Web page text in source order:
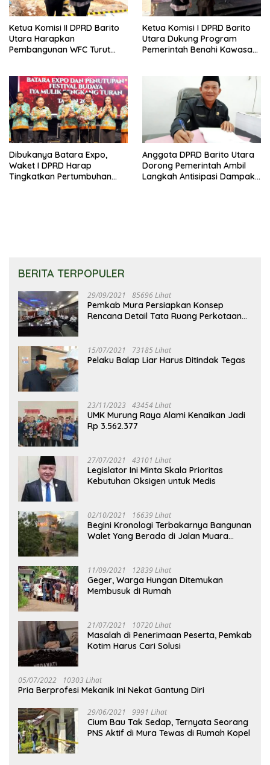
Ketua Komisi II DPRD Barito
Utara Harapkan
Pembangunan WFC Turut
Ketua Komisi I DPRD Barito
Utara Dukung Program
Pemerintah Benahi Kawasan
Dibukanya Batara Expo,
Waket I DPRD Harap
Tingkatkan Pertumbuhan
Anggota DPRD Barito Utara
Dorong Pemerintah Ambil
Langkah Antisipasi Dampak
BERITA TERPOPULER
29/09/2021 85696 Lihat
Pemkab Mura Persiapkan Konsep
Rencana Detail Tata Ruang Perkotaan
15/07/2021 73185 Lihat
Pelaku Balap Liar Harus Ditindak Tegas
23/11/2023 43454 Lihat
UMK Murung Raya Alami Kenaikan Jadi
Rp 3.562.377
27/07/2021 43101 Lihat
Legislator Ini Minta Skala Prioritas
Kebutuhan Oksigen untuk Medis
02/10/2021 16639 Lihat
Begini Kronologi Terbakarnya Bangunan
Walet Yang Berada di Jalan Muara
11/09/2021 12839 Lihat
Geger, Warga Hungan Ditemukan
Membusuk di Rumah
21/07/2021 10720 Lihat
Masalah di Penerimaan Peserta, Pemkab
Kotim Harus Cari Solusi
05/07/2022 10303 Lihat
Pria Berprofesi Mekanik Ini Nekat Gantung Diri
29/06/2021 9991 Lihat
Cium Bau Tak Sedap, Ternyata Seorang
PNS Aktif di Mura Tewas di Rumah Kopel